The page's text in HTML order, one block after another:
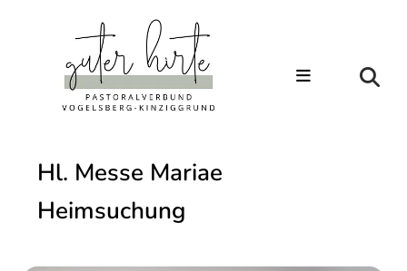
Hl. Messe Mariae
Heimsuchung